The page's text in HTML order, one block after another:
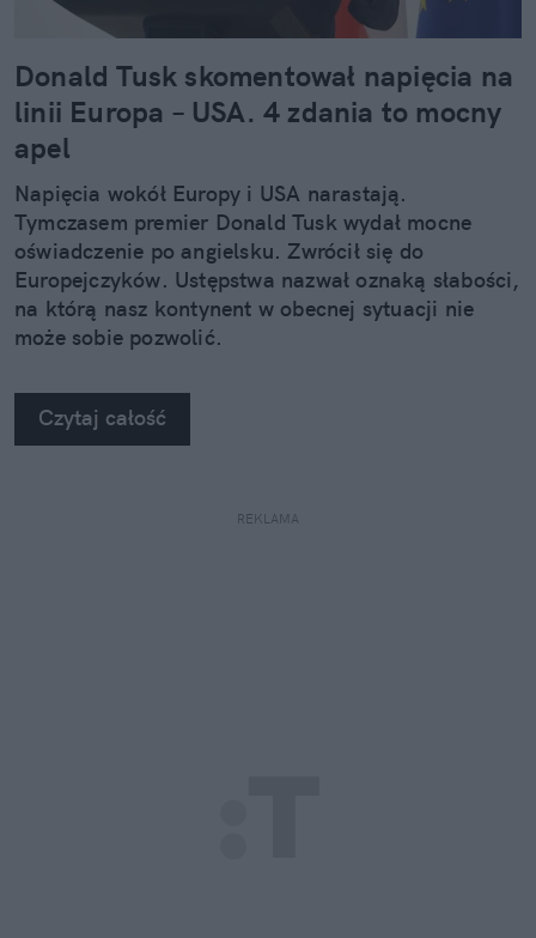
Donald Tusk skomentował napięcia na
linii Europa – USA. 4 zdania to mocny
apel
Napięcia wokół Europy i USA narastają.
Tymczasem premier Donald Tusk wydał mocne
oświadczenie po angielsku. Zwrócił się do
Europejczyków. Ustępstwa nazwał oznaką słabości,
na którą nasz kontynent w obecnej sytuacji nie
może sobie pozwolić.
Czytaj całość
REKLAMA